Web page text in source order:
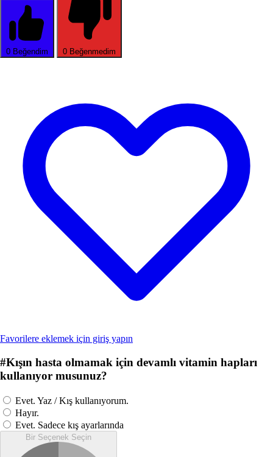
0 Beğendim 0 Beğenmedim
Favorilere eklemek için giriş yapın
#Kışın hasta olmamak için devamlı vitamin hapları
kullanıyor musunuz?
Evet. Yaz / Kış kullanıyorum.
Hayır.
Evet. Sadece kış ayarlarında
Bir Seçenek Seçin